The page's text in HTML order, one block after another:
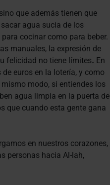
que además tienen que
agua sucia de los
cocinar como para beber.
manuales, la expresión de
felicidad no tiene límites. En
euros en la lotería, y como
modo, si entiendes los
agua limpia en la puerta de
que cuando esta gente gana
en nuestros corazones,
personas hacia Al-lah,